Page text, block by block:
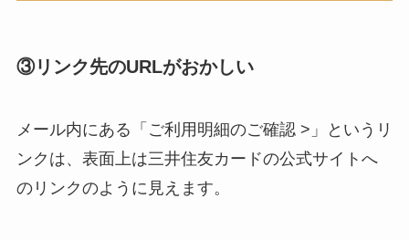
③リンク先のURLがおかしい
メール内にある「ご利用明細のご確認 >」というリ
ンクは、表面上は三井住友カードの公式サイトへ
のリンクのように見えます。